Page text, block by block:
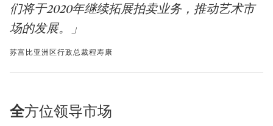
们将于2020年继续拓展拍卖业务，推动艺术市
场的发展。」
苏富比亚洲区行政总裁程寿康
全方位领导市场